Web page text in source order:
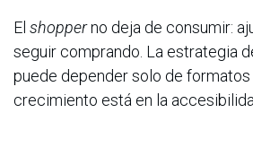
El shopperno deja de consumir:
seguir comprando. La estrategia
puede depender solo de formatos
crecimiento está en la